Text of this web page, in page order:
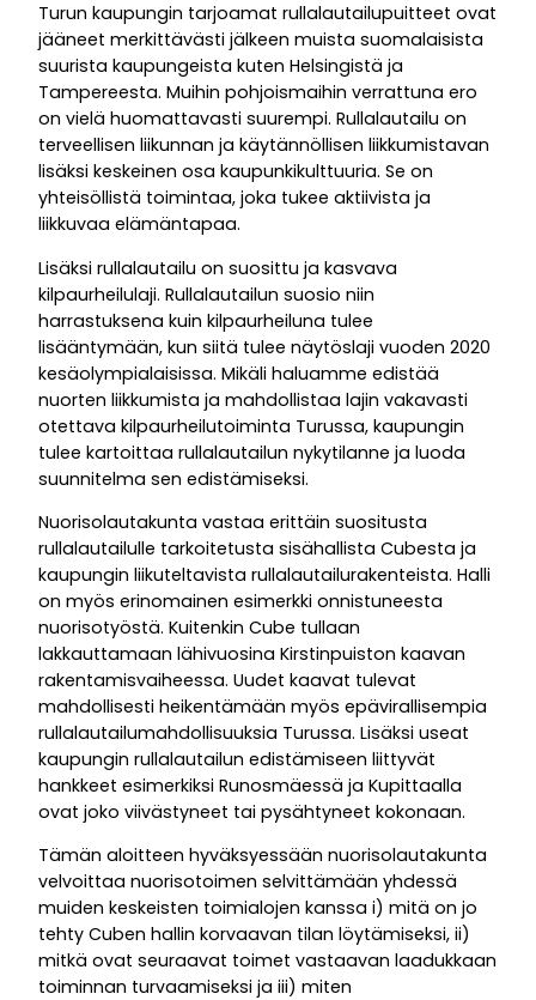
Turun kaupungin tarjoamat rullalautailupuitteet ovat
jääneet merkittävästi jälkeen muista suomalaisista
suurista kaupungeista kuten Helsingistä ja
Tampereesta. Muihin pohjoismaihin verrattuna ero
on vielä huomattavasti suurempi. Rullalautailu on
terveellisen liikunnan ja käytännöllisen liikkumistavan
lisäksi keskeinen osa kaupunkikulttuuria. Se on
yhteisöllistä toimintaa, joka tukee aktiivista ja
liikkuvaa elämäntapaa.
Lisäksi rullalautailu on suosittu ja kasvava
kilpaurheilulaji. Rullalautailun suosio niin
harrastuksena kuin kilpaurheiluna tulee
lisääntymään, kun siitä tulee näytöslaji vuoden 2020
kesäolympialaisissa. Mikäli haluamme edistää
nuorten liikkumista ja mahdollistaa lajin vakavasti
otettava kilpaurheilutoiminta Turussa, kaupungin
tulee kartoittaa rullalautailun nykytilanne ja luoda
suunnitelma sen edistämiseksi.
Nuorisolautakunta vastaa erittäin suositusta
rullalautailulle tarkoitetusta sisähallista Cubesta ja
kaupungin liikuteltavista rullalautailurakenteista. Halli
on myös erinomainen esimerkki onnistuneesta
nuorisotyöstä. Kuitenkin Cube tullaan
lakkauttamaan lähivuosina Kirstinpuiston kaavan
rakentamisvaiheessa. Uudet kaavat tulevat
mahdollisesti heikentämään myös epävirallisempia
rullalautailumahdollisuuksia Turussa. Lisäksi useat
kaupungin rullalautailun edistämiseen liittyvät
hankkeet esimerkiksi Runosmäessä ja Kupittaalla
ovat joko viivästyneet tai pysähtyneet kokonaan.
Tämän aloitteen hyväksyessään nuorisolautakunta
velvoittaa nuorisotoimen selvittämään yhdessä
muiden keskeisten toimialojen kanssa i) mitä on jo
tehty Cuben hallin korvaavan tilan löytämiseksi, ii)
mitkä ovat seuraavat toimet vastaavan laadukkaan
toiminnan turvaamiseksi ja iii) miten